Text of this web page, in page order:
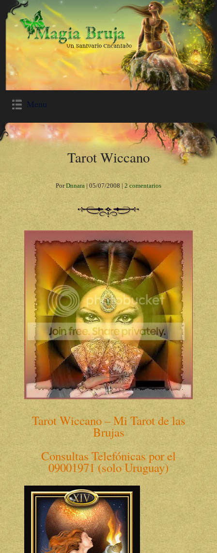
Menu
Tarot Wiccano
PorDnnara | 05/07/2008 | 2 comentarios
Tarot Wiccano – Mi Tarot de las
Brujas
Consultas Telefónicas por el
09001971 (solo Uruguay)